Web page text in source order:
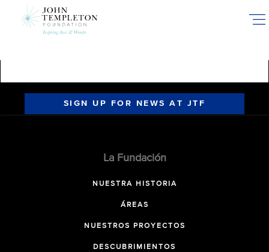
SIGN UP FOR NEWS AT JTF
La Fundación
NUESTRA HISTORIA
ÁREAS
NUESTROS PROYECTOS
DESCUBRIMIENTOS